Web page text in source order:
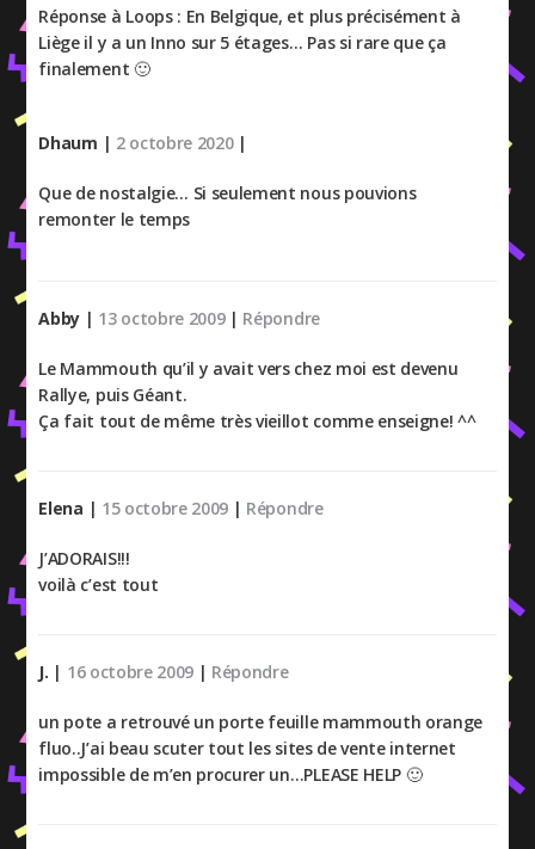
Réponse à Loops : En Belgique, et plus précisément à
Liège il y a un Inno sur 5 étages… Pas si rare que ça
finalement 🙂
Dhaum | 2 octobre 2020|
Que de nostalgie… Si seulement nous pouvions
remonter le temps
Abby | 13 octobre 2009| Répondre
Le Mammouth qu’il y avait vers chez moi est devenu
Rallye, puis Géant.
Ça fait tout de même très vieillot comme enseigne! ^^
Elena | 15 octobre 2009 | Répondre
J’ADORAIS!!!
voilà c’est tout
J. | 16 octobre 2009 | Répondre
un pote a retrouvé un porte feuille mammouth orange
fluo..J’ai beau scuter tout les sites de vente internet
impossible de m’en procurer un…PLEASE HELP 🙂